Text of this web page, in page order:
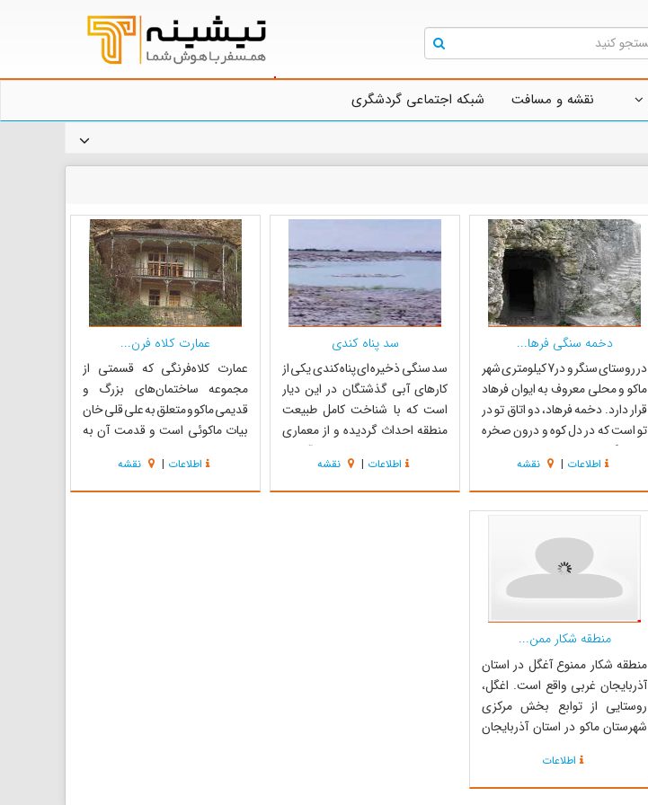
نقشه و مسافت شبکه اجتماعی گردشگری
دخمه سنگی فرها...
در روستای سنگر و در7 کیلومتری شهر
ماکو و محلی معروف به ایوان فرهاد
قرار دارد. دخمه فرهاد، دو اتاق تو در
تو است که در دل کوه و درون صخره
ای بزرگ تراشیده شده است و با راه
پله ای سنگی به کوه متصل می‌شود و
به زبان محلی به آن خانه فرهاد
(فرهاد دامو) می‌گویند. در ورودی آن
تقریبا یک و نیم مت...
اطلاعات | نقشه
سد پناه کندی
سد سنگی ذخیره ای پناه کندی یکی از
کارهای آبی گذشتگان در این دیار
است که با شناخت کامل طبیعت
منطقه احداث گردیده و از معماری
بی نظیری برخوردار بوده و برآوردن
نیازهای سازه ای با استفاده از مصالح
محدود موجود در محل و دادن فرم
اطلاعات | نقشه
عمارت کلاه فرن...
عمارت کلاه‌فرنگی که قسمتی از
مجموعه ساختمان‌های بزرگ و
قدیمی ماکو و متعلق به علی قلی خان
بیات ماکوئی است و قدمت آن به
هیچ دخل و تصرفی در آن صورت
نگرفته است. عمارت کلاه فرنگی ماکو
اطلاعات | نقشه
منطقه شکار ممن...
منطقه شکار ممنوع آغگل در استان
آذربایجان غربی واقع است. اغگل،
روستایی از توابع بخش مرکزی
شهرستان ماکو در استان آذربایجان
تیراندازی ممنوع آغگل از شمال به
روستای قوس واقع در مرز ایران و
اطلاعات